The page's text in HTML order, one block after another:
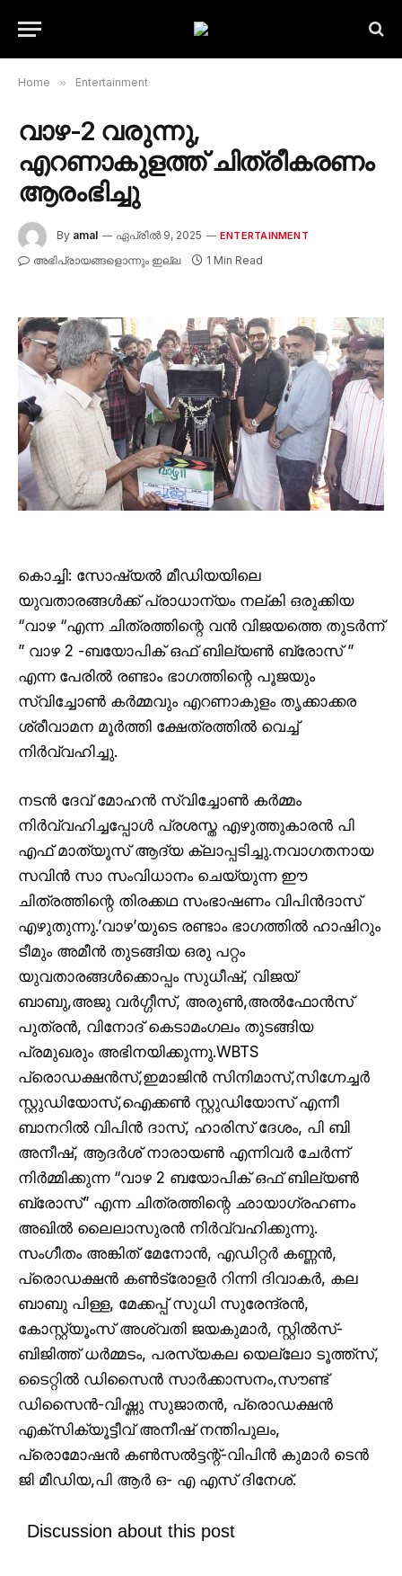
Home » Entertainment
വാഴ-2 വരുന്നു,
എറണാകുളത്ത് ചിത്രീകരണം
ആരംഭിച്ചു
By amal ഏപ്രിൽ 9, 2025 ENTERTAINMENT
അഭിപ്രായങ്ങളൊന്നും ഇല്ല 1 Min Read
കൊച്ചി: സോഷ്യൽ മീഡിയയിലെ
യുവതാരങ്ങൾക്ക് പ്രാധാന്യം നല്കി ഒരുക്കിയ
“വാഴ “എന്ന ചിത്രത്തിന്റെ വന്‍ വിജയത്തെ തുടർന്ന്
” വാഴ 2 -ബയോപിക് ഒഫ് ബില്യണ്‍ ബ്രോസ് ”
എന്ന പേരിൽ രണ്ടാം ഭാഗത്തിന്റെ പൂജയും
സ്വിച്ചോൺ കർമ്മവും എറണാകുളം തൃക്കാക്കര
ശ്രീവാമന മൂർത്തി ക്ഷേത്രത്തിൽ വെച്ച്
നിർവ്വഹിച്ചു.
നടൻ ദേവ് മോഹൻ സ്വിച്ചോൺ കർമ്മം
നിർവ്വഹിച്ചപ്പോൾ പ്രശസ്ത എഴുത്തുകാരൻ പി
എഫ് മാത്യൂസ് ആദ്യ ക്ലാപ്പടിച്ചു.നവാഗതനായ
സവിന്‍ സാ സംവിധാനം ചെയ്യുന്ന ഈ
ചിത്രത്തിന്റെ തിരക്കഥ സംഭാഷണം വിപിന്‍ദാസ്
എഴുതുന്നു.’വാഴ’യുടെ രണ്ടാം ഭാഗത്തിൽ ഹാഷിറും
ടീമും അമീൻ തുടങ്ങിയ ഒരു പറ്റം
യുവതാരങ്ങൾക്കൊപ്പം സുധീഷ്, വിജയ്
ബാബു,അജു വർഗ്ഗീസ്, അരുൺ,അൽഫോൻസ്
പുത്രൻ, വിനോദ് കെടാമംഗലം തുടങ്ങിയ
പ്രമുഖരും അഭിനയിക്കുന്നു.WBTS
പ്രൊഡക്ഷൻസ്,ഇമാജിന്‍ സിനിമാസ്,സിഗ്നേച്ചർ
സ്റ്റുഡിയോസ്,ഐക്കൺ സ്റ്റുഡിയോസ് എന്നീ
ബാനറില്‍ വിപിന്‍ ദാസ്, ഹാരിസ് ദേശം, പി ബി
അനീഷ്, ആദര്‍ശ് നാരായണ്‍ എന്നിവര്‍ ചേര്‍ന്ന്
നിർമ്മിക്കുന്ന “വാഴ 2 ബയോപിക് ഒഫ് ബില്യണ്‍
ബ്രോസ്” എന്ന ചിത്രത്തിന്റെ ഛായാഗ്രഹണം
അഖിൽ ലൈലാസുരൻ നിര്‍വ്വഹിക്കുന്നു.
സംഗീതം അങ്കിത് മേനോന്‍, എഡിറ്റര്‍ കണ്ണന്‍,
പ്രൊഡക്ഷന്‍ കണ്‍ട്രോളര്‍ റിന്നി ദിവാകര്‍, കല
ബാബു പിള്ള, മേക്കപ്പ് സുധി സുരേന്ദ്രന്‍,
കോസ്റ്റ്യൂംസ് അശ്വതി ജയകുമാര്‍, സ്റ്റില്‍സ്-
ബിജിത്ത് ധർമ്മടം, പരസ്യകല യെല്ലോ ടൂത്ത്‌സ്,
ടൈറ്റില്‍ ഡിസൈന്‍ സാര്‍ക്കാസനം,സൗണ്ട്
ഡിസൈൻ-വിഷ്ണു സുജാതൻ, പ്രൊഡക്ഷന്‍
എക്‌സിക്യൂട്ടീവ് അനീഷ് നന്തിപുലം,
പ്രൊമോഷൻ കൺസൽട്ടന്റ്-വിപിൻ കുമാർ ടെൻ
ജി മീഡിയ,പി ആര്‍ ഒ- എ എസ് ദിനേശ്.
Discussion about this post